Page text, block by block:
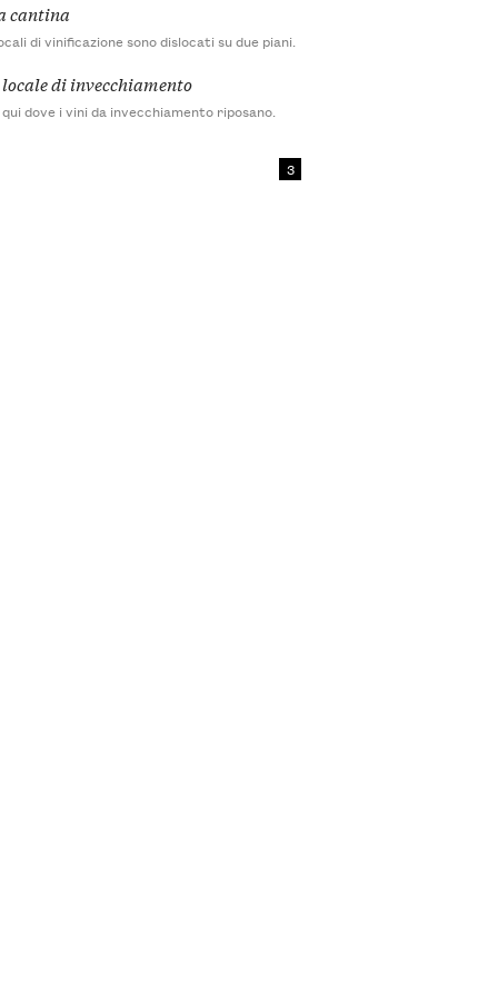
3
cantina
di vinificazione sono dislocati su due piani.
di invecchiamento
qui dove i vini da invecchiamento riposano.